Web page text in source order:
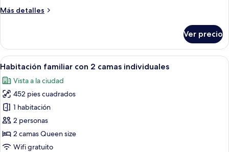
camas
Más detalles
Más
Deluxe
con
2
individuales
Ver precio
Abrir
todas
las
fotos
de
Habitación
familiar
con
Una habitación de hotel moderna
5
Habitación familiar con 2 camas individuales
Vista a la ciudad
452 pies cuadrados
1 habitación
2 personas
2 camas Queen size
Wifi gratuito